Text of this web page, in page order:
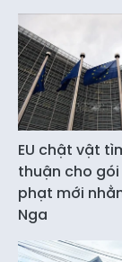
EU chật vật
thuận cho
phạt mới
Nga